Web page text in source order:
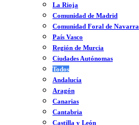
La Rioja
Comunidad de Madrid
Comunidad Foral de Navarra
País Vasco
Región de Murcia
Ciudades Autónomas
Todos
Andalucía
Aragón
Canarias
Cantabria
Castilla y León